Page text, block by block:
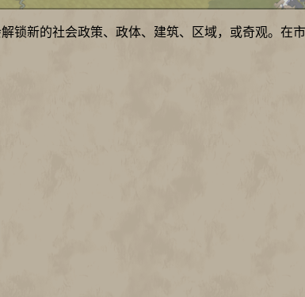
锁新的社会政策、政体、建筑、区域，或奇观。在